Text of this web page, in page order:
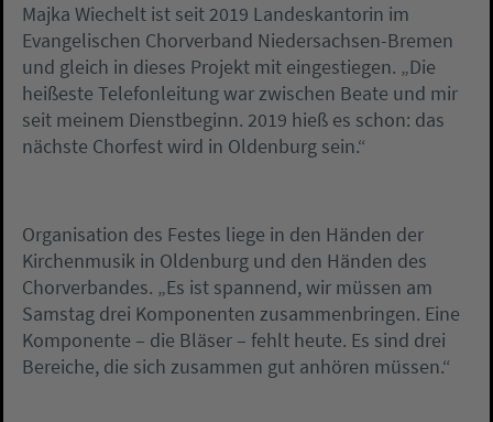
Majka Wiechelt ist seit 2019 Landeskantorin im
Evangelischen Chorverband Niedersachsen-Bremen
und gleich in dieses Projekt mit eingestiegen. „Die
heißeste Telefonleitung war zwischen Beate und mir
seit meinem Dienstbeginn. 2019 hieß es schon: das
nächste Chorfest wird in Oldenburg sein.“
Organisation des Festes liege in den Händen der
Kirchenmusik in Oldenburg und den Händen des
Chorverbandes. „Es ist spannend, wir müssen am
Samstag drei Komponenten zusammenbringen. Eine
Komponente – die Bläser – fehlt heute. Es sind drei
Bereiche, die sich zusammen gut anhören müssen.“